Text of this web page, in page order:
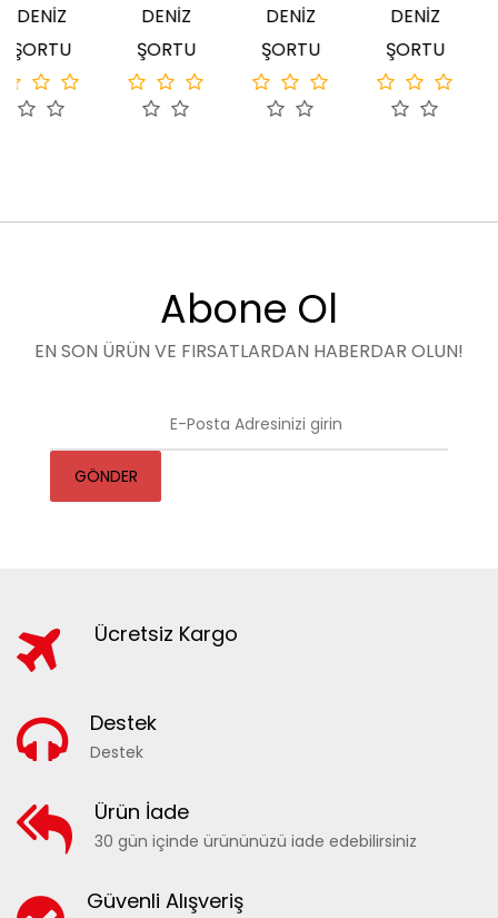
DENİZ
ŞORTU
DENİZ
ŞORTU
DENİZ
ŞORTU
Abone Ol
EN SON ÜRÜN VE FIRSATLARDAN HABERDAR OLUN!
GÖNDER
Ücretsiz Kargo
Destek
Destek
Ürün İade
30 gün içinde ürününüzü iade edebilirsiniz
Güvenli Alışveriş